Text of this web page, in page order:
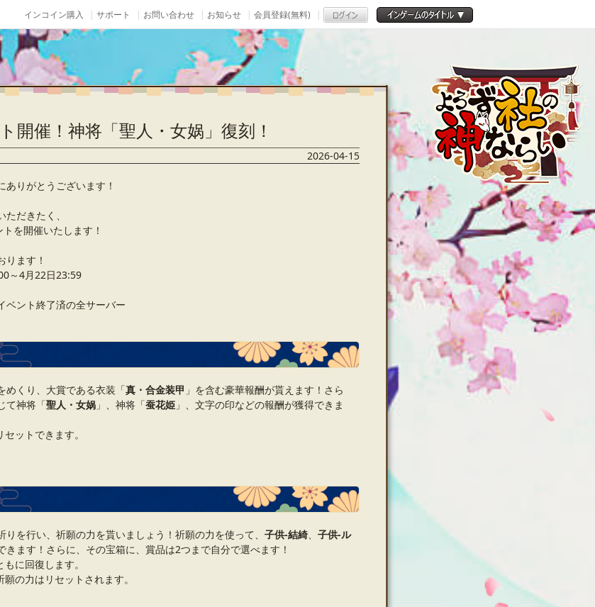
インコイン購入 サポート お問い合わせ お知らせ 会員登録(無料)
開催！神将「聖人・女娲」復刻！
2026-04-15
りがとうございます！
だきたく、
を開催いたします！
ります！
～4月22日23:59
ベント終了済の全サーバー
めくり、大賞である衣装「真・合金装甲 」を含む豪華報酬が貰えます！さら
て神将「聖人・女娲 」、神将「蚕花姫 」、文字の印などの報酬が獲得できま
ットできます。
を行い、祈願の力を貰いましょう！祈願の力を使って、 子供‐結綺、 子供‐ル
きます！さらに、その宝箱に、賞品は2つまで自分で選べます！
に回復します。
の力はリセットされます。